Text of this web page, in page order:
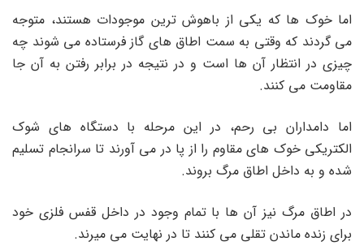
اما خوک ها که یکی از باهوش ترین موجودات هستند، متوجه
می گردند که وقتی به سمت اطاق های گاز فرستاده می شوند چه
چیزی در انتظار آن ها است و در نتیجه در برابر رفتن به آن جا
مقاومت می کنند.
اما دامداران بی رحم، در این مرحله با دستگاه های شوک
الکتریکی خوک های مقاوم را از پا در می آورند تا سرانجام تسلیم
شده و به داخل اطاق مرگ بروند.
در اطاق مرگ نیز آن ها با تمام وجود در داخل قفس فلزی خود
برای زنده ماندن تقلی می کنند تا در نهایت می میرند.